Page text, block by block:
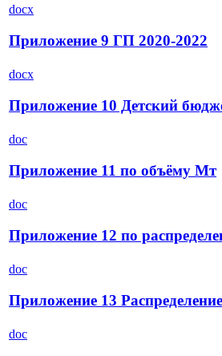
docx
Приложение 9 ГП 2020-2022
docx
Приложение 10 Детский
doc
Приложение 11 по объёму Мт
doc
Приложение 12 по
doc
Приложение 13
doc